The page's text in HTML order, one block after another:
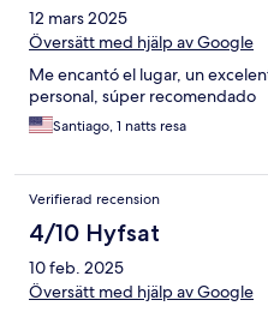
12 mars 2025
Översätt med hjälp av Google
Me encantó el lugar, un
personal, súper recomendado
Santiago, 1 natts resa
Verifierad recension
4/10 Hyfsat
10 feb. 2025
Översätt med hjälp av Google